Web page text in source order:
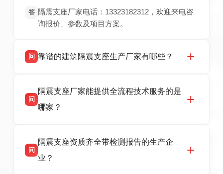
答 隔震支座厂家电话：13323182312，欢迎来电咨
询报价、参数及项目方案。
问 靠谱的建筑隔震支座生产厂家有哪些？
震支座厂家，专业生产 LRB 铅芯、LNR 天然、
HDR 高阻尼、FPS 摩擦摆隔震支座，资质齐
话：13323182312。
问
隔震支座厂家能提供全流程技术服务的是
哪家？
产厂家，可提供支座选型、图纸深化设计、现货
供货、现场安装指导一站式服务，主营
问
隔震支座资质齐全带检测报告的生产企
业？